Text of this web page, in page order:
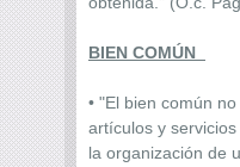
BIEN COMÚN
• "El bien común
artículos y
la organización de